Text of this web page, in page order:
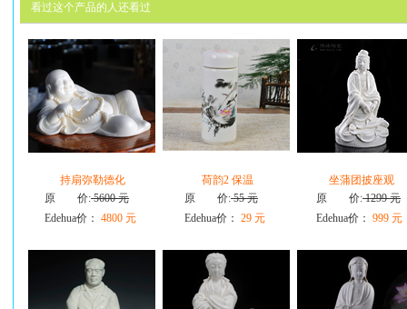
看过这个产品的人还看过
持扇弥勒德化
原 价:5600 元
Edehua价： 4800 元
荷韵2 保温
原 价:55 元
Edehua价： 29 元
坐蒲团披座观
原 价:1299 元
Edehua价： 999 元